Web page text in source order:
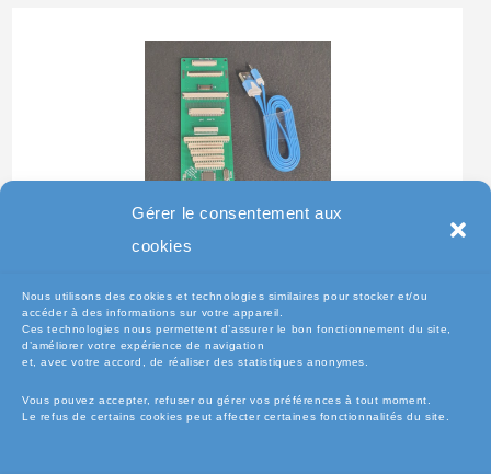
Gérer le consentement aux
cookies
Nous utilisons des cookies et technologies similaires pour stocker et/ou
accéder à des informations sur votre appareil.
Ces technologies nous permettent d’assurer le bon fonctionnement du site,
d’améliorer votre expérience de navigation
et, avec votre accord, de réaliser des statistiques anonymes.
Vous pouvez accepter, refuser ou gérer vos préférences à tout moment.
Le refus de certains cookies peut affecter certaines fonctionnalités du site.